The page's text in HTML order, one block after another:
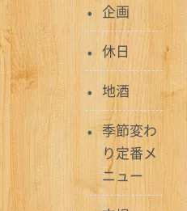
企画
休日
地酒
季節変わ
り定番メ
ニュー